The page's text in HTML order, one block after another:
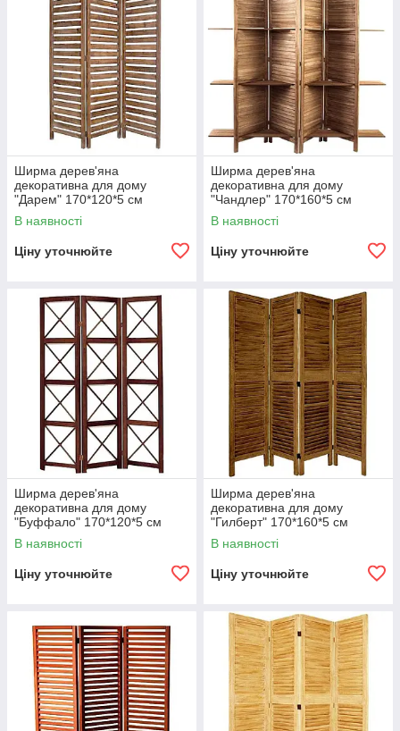
Ширма дерев'яна
декоративна для дому
"Дарем" 170*120*5 см
В наявності
Ціну уточнюйте
Ширма дерев'яна
декоративна для дому
"Чандлер" 170*160*5 см
В наявності
Ціну уточнюйте
Ширма дерев'яна
декоративна для дому
"Буффало" 170*120*5 см
В наявності
Ціну уточнюйте
Ширма дерев'яна
декоративна для дому
"Гилберт" 170*160*5 см
В наявності
Ціну уточнюйте